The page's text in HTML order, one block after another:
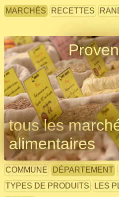
MARCHÉS RECETTES
tous les
alimentaires
COMMUNE DÉPARTEMENT
TYPES DE PRODUITS
LES